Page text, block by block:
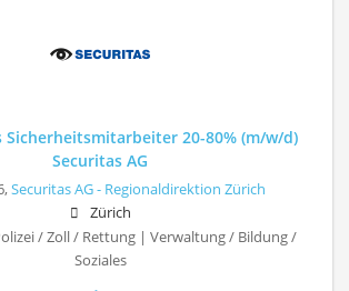
Sicherheitsmitarbeiter 20-80% (m/w/d)
Securitas AG
Securitas AG - Regionaldirektion Zürich
Zürich
/ Zoll / Rettung | Verwaltung / Bildung /
Soziales